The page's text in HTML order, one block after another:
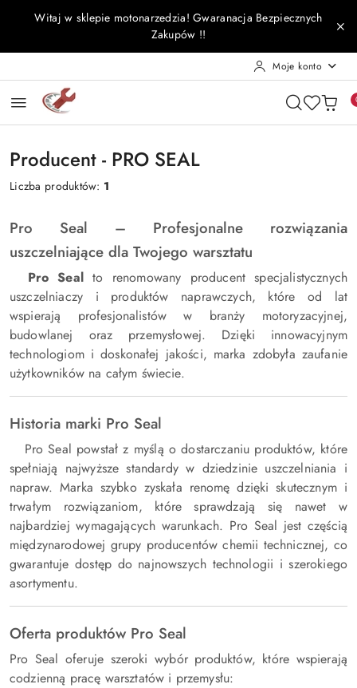
Przejdź do treści głównej
Przejdź do wyszukiwarki
Przejdź do moje konto
Przejdź do menu głównego
Przejdź do stopki
Witaj w sklepie motonarzedzia! Gwaranacja Bezpiecznych
Zakupów !!
Moje konto
Producent - PRO SEAL
Liczba produktów: 1
Pro Seal – Profesjonalne rozwiązania
uszczelniające dla Twojego warsztatu
Pro Sealto renomowany producent specjalistycznych
uszczelniaczy i produktów naprawczych, które od lat
wspierają profesjonalistów w branży motoryzacyjnej,
budowlanej oraz przemysłowej. Dzięki innowacyjnym
technologiom i doskonałej jakości, marka zdobyła zaufanie
użytkowników na całym świecie.
Historia marki Pro Seal
Pro Seal powstał z myślą o dostarczaniu produktów, które
spełniają najwyższe standardy w dziedzinie uszczelniania i
napraw. Marka szybko zyskała renomę dzięki skutecznym i
trwałym rozwiązaniom, które sprawdzają się nawet w
najbardziej wymagających warunkach. Pro Seal jest częścią
międzynarodowej grupy producentów chemii technicznej, co
gwarantuje dostęp do najnowszych technologii i szerokiego
asortymentu.
Oferta produktów Pro Seal
Pro Seal oferuje szeroki wybór produktów, które wspierają
codzienną pracę warsztatów i przemysłu: